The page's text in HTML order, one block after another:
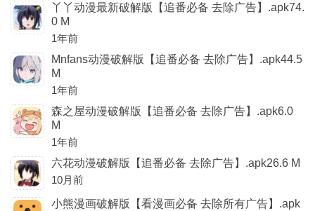
丫丫动漫最新破解版【追番必备 去除广告】.apk74.
0 M
1年前
Mnfans动漫破解版【追番必备 去除广告】.apk44.5
M
1年前
森之屋动漫破解版【追番必备 去除广告】.apk6.0
M
1年前
六花动漫破解版【追番必备 去除广告】.apk26.6 M
10月前
小熊漫画破解版【看漫画必备 去除所有广告】.apk